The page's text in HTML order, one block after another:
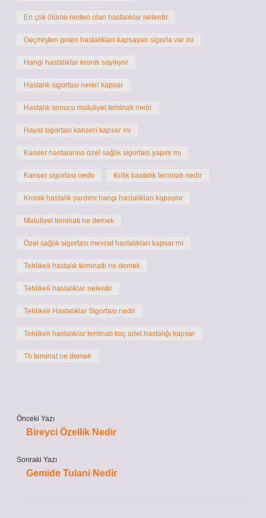
En çok ölüme neden olan hastalıklar nelerdir
Geçmişten gelen hastalıkları kapsayan sigorta var mı
Hangi hastalıklar kronik sayılıyor
Hastalık sigortası neleri kapsar
Hastalık sonucu maluliyet teminatı nedir
Hayat sigortası kanseri kapsar mı
Kanser hastalarına özel sağlık sigortası yapılır mı
Kanser sigortası nedir Kritik hastalık teminatı nedir
Kronik hastalık yardımı hangi hastalıkları kapsıyor
Maluliyet teminatı ne demek
Özel sağlık sigortası mevcut hastalıkları kapsar mı
Tehlikeli hastalık teminatlı ne demek
Tehlikeli hastalıklar nelerdir
Tehlikeli Hastalıklar Sigortası nedir
Tehlikeli hastalıklar teminatı kaç adet hastalığı kapsar
Th teminat ne demek
Önceki Yazı
Bireyci Özellik Nedir
Sonraki Yazı
Gemide Tulani Nedir